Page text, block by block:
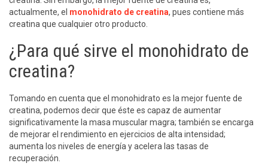
actualmente, el monohidrato de creatina, pues contiene más
creatina que cualquier otro producto.
¿Para qué sirve el monohidrato de
creatina?
Tomando en cuenta que el monohidrato es la mejor fuente de
creatina, podemos decir que éste es capaz de aumentar
significativamente la masa muscular magra; también se encarga
de mejorar el rendimiento en ejercicios de alta intensidad;
aumenta los niveles de energía y acelera las tasas de
recuperación.